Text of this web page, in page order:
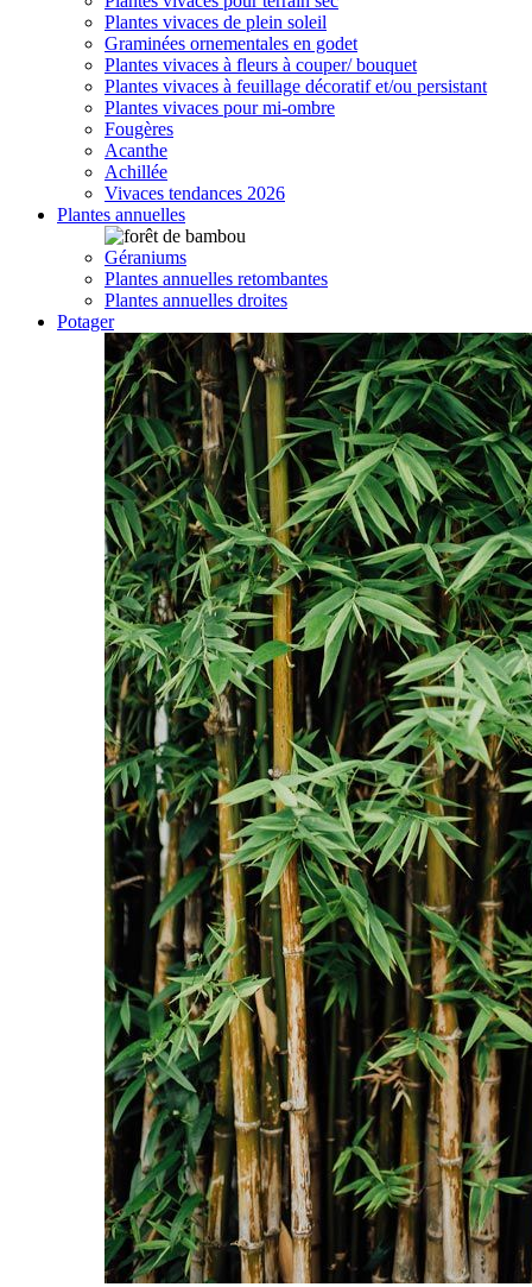
Plantes vivaces de plein soleil
Graminées ornementales en godet
Plantes vivaces à fleurs à couper/ bouquet
Plantes vivaces à feuillage décoratif et/ou persistant
Plantes vivaces pour mi-ombre
Fougères
Acanthe
Achillée
Vivaces tendances 2026
Plantes annuelles
Géraniums
Plantes annuelles retombantes
Plantes annuelles droites
Potager